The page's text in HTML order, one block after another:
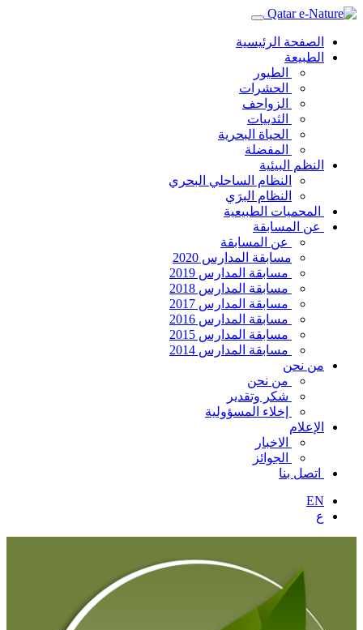
الصفحة الرئيسية
الطبيعة
الطيور
الحشرات
الزواحف
الثدييات
الحياة البحرية
المفضلة
النظم البيئية
النظام الساحلي البحري
النظام البرَي
المحميات الطبيعية
عن المسابقة
عن المسابقة
مسابقة المدارس 2020
مسابقة المدارس 2019
مسابقة المدارس 2018
مسابقة المدارس 2017
مسابقة المدارس 2016
مسابقة المدارس 2015
مسابقة المدارس 2014
من نحن
من نحن
شكر وتقدير
إخلاء المسؤولية
الإعلام
الاخبار
الجوائز
اتصل بنا
EN
ع